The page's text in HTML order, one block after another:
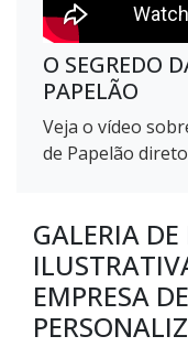
O SEGREDO
PAPELÃO
Veja o vídeo
de Papelão
GALERIA
EMPRESA